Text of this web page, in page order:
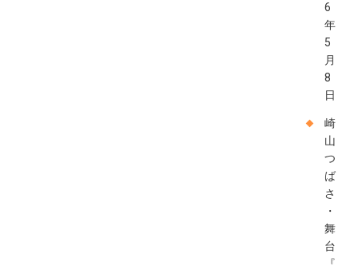
6
年
5
月
8
日
崎
山
つ
ば
さ
・
舞
台
『